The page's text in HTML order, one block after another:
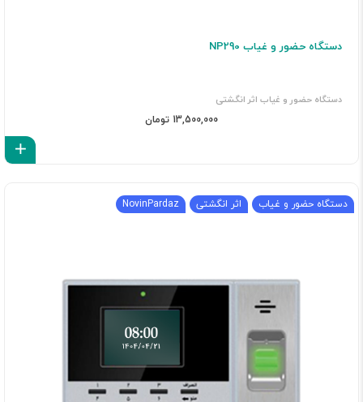
دستگاه حضور و غیاب NP290
دستگاه حضور و غیاب اثر انگشتی
13,500,000 تومان
دستگاه حضور و غیاب اثر انگشتی NovinPardaz